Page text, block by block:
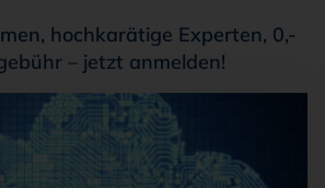
hochkarätige Experten, 0,-
– jetzt anmelden!